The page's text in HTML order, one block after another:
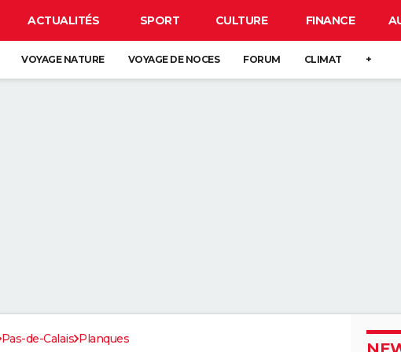
ACTUALITÉS SPORT CULTURE FINANCE
VOYAGE NATURE VOYAGE DE NOCES FORUM CLIMAT +
Pas-de-Calais Planques